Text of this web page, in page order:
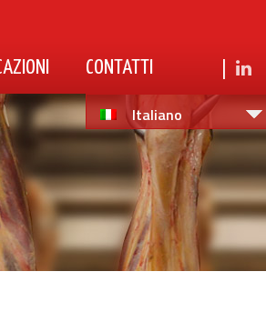
Italiano
English
Français
Deutsch
中文
Español
日本語
|
CONTATTI